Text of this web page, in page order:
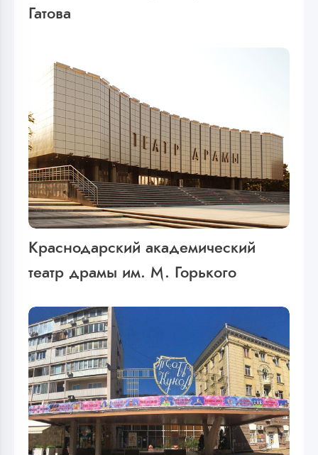
Гатова
Краснодарский академический
театр драмы им. М. Горького